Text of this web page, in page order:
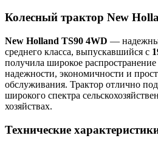
Колесный трактор New
New Holland TS90 4WD —
среднего класса, выпускавшийся с
получила широкое
надежности, экономичности и
обслуживания. Трактор отлично
широкого спектра
хозяйствах.
Технические